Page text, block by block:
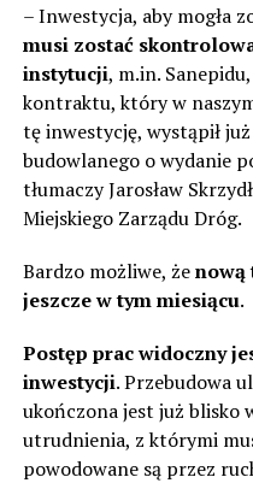
– Inwestycja, aby mogła
musi zostać
instytucji, m.in.
kontraktu, który w
tę inwestycję, wystąpił
budowlanego o wydanie
tłumaczy Jarosław
Miejskiego Zarządu Dróg.
Bardzo możliwe, żenową
jeszcze w tym miesiącu.
Postęp prac widoczny
inwestycji. Przebudowa
ukończona jest już blisko
utrudnienia, z którymi
powodowane są przez